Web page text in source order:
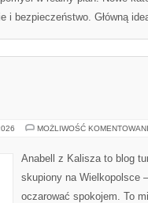
i bezpieczeństwo. Główną
MOŻLIWOŚĆ
Anabell z Kalisza to blog
skupiony na Wielkopolsce
oczarować spokojem. To